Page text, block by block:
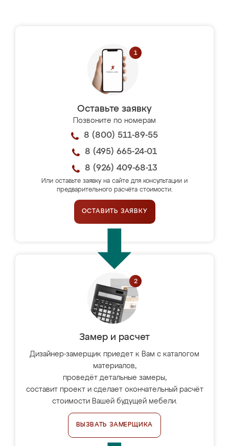
Оставьте заявку
Позвоните по номерам
8 (800) 511-89-55
8 (495) 665-24-01
8 (926) 409-68-13
Или оставьте заявку на сайте для консультации и
предварительного расчёта стоимости.
ОСТАВИТЬ ЗАЯВКУ
Замер и расчет
Дизайнер-замерщик приедет к Вам с каталогом
материалов,
проведёт детальные замеры,
составит проект и сделает окончательный расчёт
стоимости Вашей будущей мебели.
ВЫЗВАТЬ ЗАМЕРЩИКА